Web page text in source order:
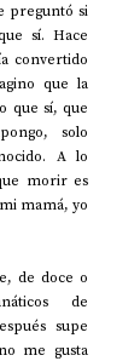
preguntó si
sí. Hace
convertido
que la
que sí, que
solo
A lo
morir es
mamá, yo
de doce o
de
supe
me gusta